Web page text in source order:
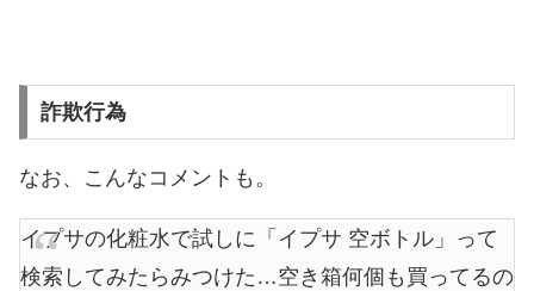
詐欺行為
なお、こんなコメントも。
イプサの化粧水で試しに「イプサ 空ボトル」って
検索してみたらみつけた…空き箱何個も買ってるの